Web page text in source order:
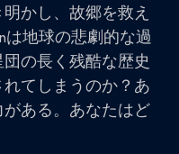
かし、故郷を救え
は地球の悲劇的な過
の長く残酷な歴史
てしまうのか？あ
ある。あなたはど